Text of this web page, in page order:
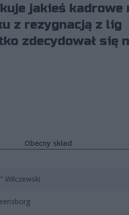
jakieś kadrowe
z rezygnacją z lig
zdecydował się
Obecny skład
" Wilczewski